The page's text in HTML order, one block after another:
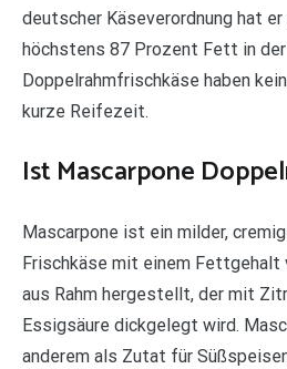
deutscher Käseverordnung hat
höchstens 87 Prozent Fett in
Doppelrahmfrischkäse haben
kurze Reifezeit.
Ist Mascarpone
Mascarpone ist ein milder,
Frischkäse mit einem Fettgehalt
aus Rahm hergestellt, der mit
Essigsäure dickgelegt wird.
anderem als Zutat für